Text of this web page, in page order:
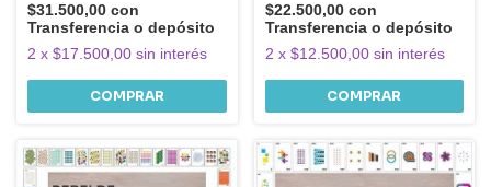
$31.500,00 con
Transferencia o depósito
2 x $17.500,00 sin interés
$22.500,00 con
Transferencia o depósito
2 x $12.500,00 sin interés